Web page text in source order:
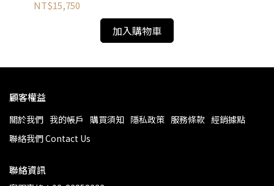
NT$15,750
加入購物車
顧客權益
關於我們 我的帳戶 購買須知 隱私政策 服務條款 經銷據點
聯絡我們 Contact Us
聯絡資訊